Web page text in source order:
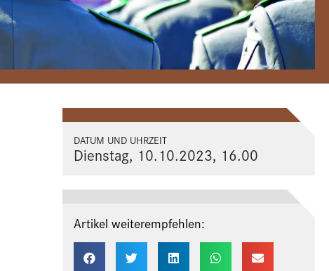
DATUM UND UHRZEIT
Dienstag, 10.10.2023, 16.00
Artikel weiterempfehlen: